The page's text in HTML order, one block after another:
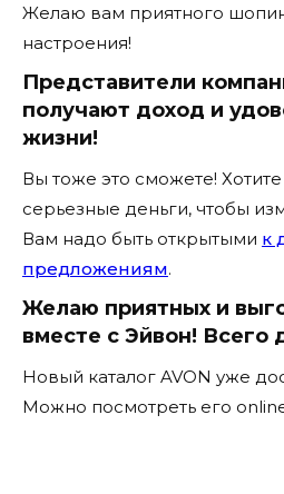
Желаю вам приятного
настроения!
Представители
получают доход и
жизни!
Вы тоже это сможете!
серьезные деньги, чтобы
Вам надо быть открытыми к
предложениям.
Желаю приятных и
вместе с Эйвон! Всего
Новый каталог AVON уже
Можно посмотреть его